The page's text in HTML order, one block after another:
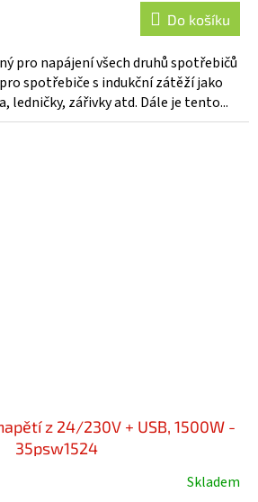
Do košíku
pro napájení všech druhů spotřebičů
spotřebiče s indukční zátěží jako
ledničky, zářivky atd. Dále je tento...
z 24/230V + USB, 1500W -
35psw1524
Skladem